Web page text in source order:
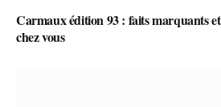
Carmaux édition 93 : faits marquants
chez vous